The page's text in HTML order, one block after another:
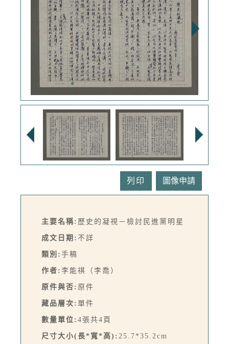
列印
主要名稱: 歷史的凝視－檢討民進黨明星
成文日期: 不詳
類別: 手稿
作者: 李能祺（李喬）
原件與否: 原件
藏品層次: 單件
數量單位: 4張共4頁
尺寸大小(長*寬*高): 25.7*35.2cm